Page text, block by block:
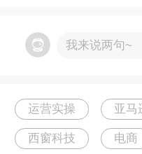
我来说两句~
运营实操 亚马
西窗科技 电商